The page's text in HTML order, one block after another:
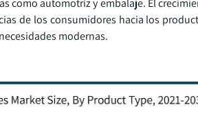
como automotriz y embalaje. El
de los consumidores hacia los
modernas.